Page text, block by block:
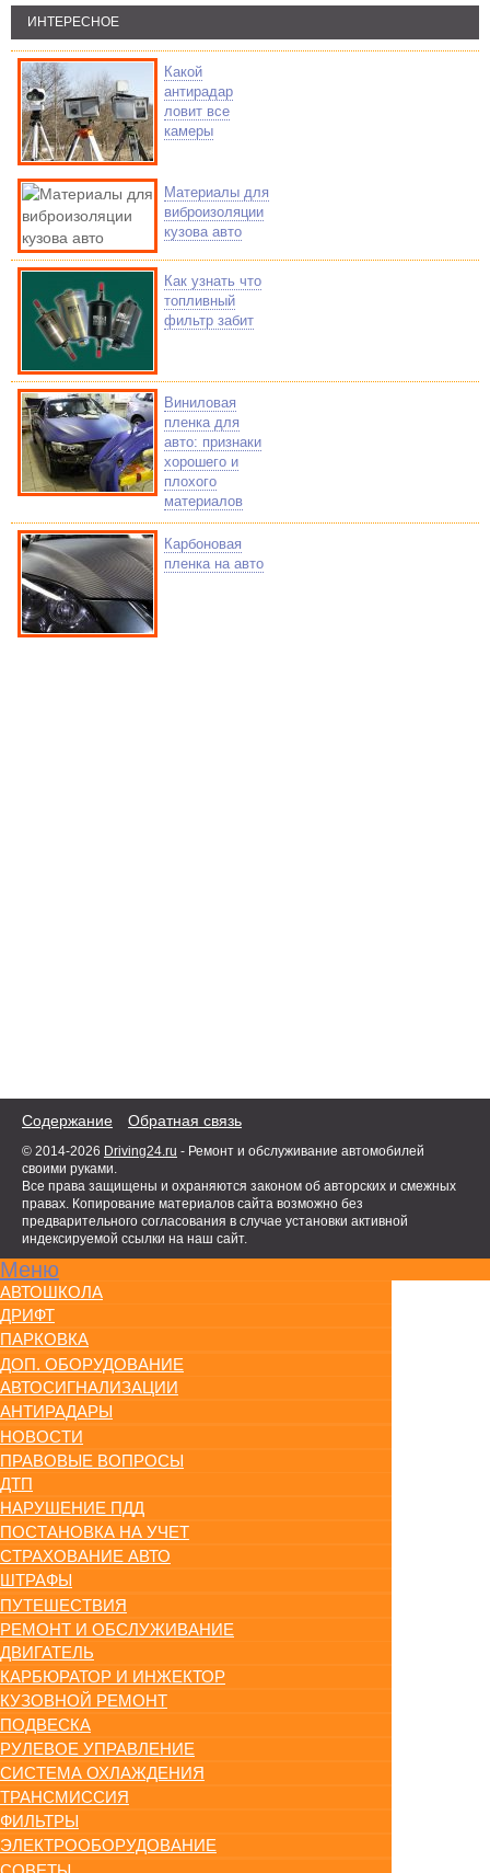
ИНТЕРЕСНОЕ
Какой
антирадар
ловит все
камеры
Материалы для
виброизоляции
кузова авто
Как узнать что
топливный
фильтр забит
Виниловая
пленка для
авто: признаки
хорошего и
плохого
материалов
Карбоновая
пленка на авто
Содержание Обратная связь
© 2014-2026 Driving24.ru - Ремонт и обслуживание автомобилей
своими руками.
Все права защищены и охраняются законом об авторских и смежных
правах. Копирование материалов сайта возможно без
предварительного согласования в случае установки активной
индексируемой ссылки на наш сайт.
Меню
АВТОШКОЛА
ДРИФТ
ПАРКОВКА
ДОП. ОБОРУДОВАНИЕ
АВТОСИГНАЛИЗАЦИИ
АНТИРАДАРЫ
НОВОСТИ
ПРАВОВЫЕ ВОПРОСЫ
ДТП
НАРУШЕНИЕ ПДД
ПОСТАНОВКА НА УЧЕТ
СТРАХОВАНИЕ АВТО
ШТРАФЫ
ПУТЕШЕСТВИЯ
РЕМОНТ И ОБСЛУЖИВАНИЕ
ДВИГАТЕЛЬ
КАРБЮРАТОР И ИНЖЕКТОР
КУЗОВНОЙ РЕМОНТ
ПОДВЕСКА
РУЛЕВОЕ УПРАВЛЕНИЕ
СИСТЕМА ОХЛАЖДЕНИЯ
ТРАНСМИССИЯ
ФИЛЬТРЫ
ЭЛЕКТРООБОРУДОВАНИЕ